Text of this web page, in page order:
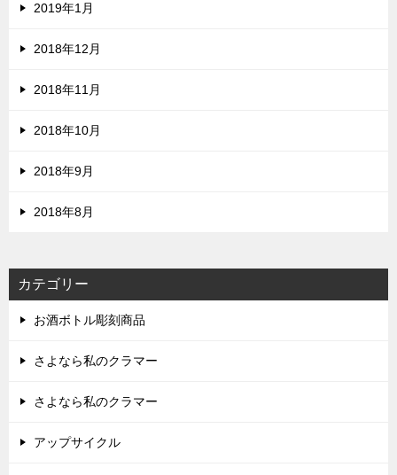
2019年1月
2018年12月
2018年11月
2018年10月
2018年9月
2018年8月
カテゴリー
お酒ボトル彫刻商品
さよなら私のクラマー
さよなら私のクラマー
アップサイクル